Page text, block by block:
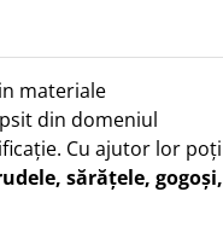
materiale
din domeniul
Cu ajutor lor poți
sărățele, gogoși,